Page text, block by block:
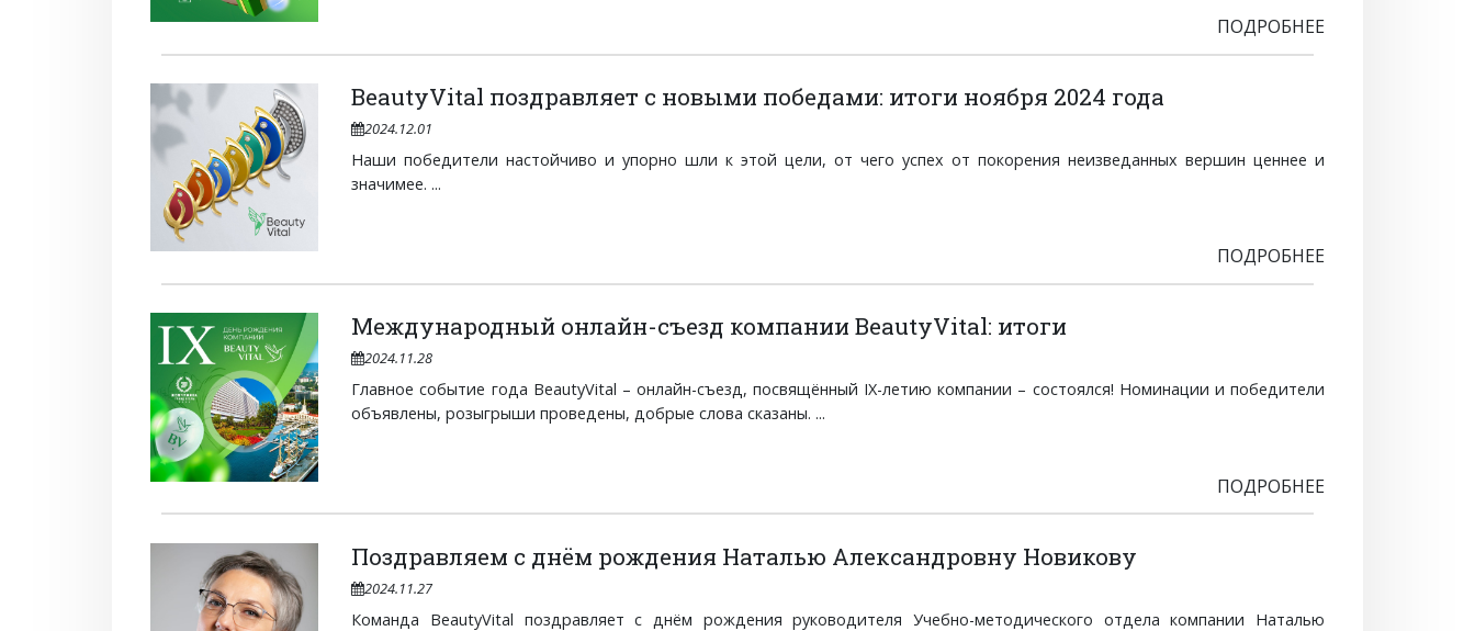
ПОДРОБНЕЕ
BeautyVital поздравляет с новыми победами: итоги ноября 2024 года
2024.12.01
Наши победители настойчиво и упорно шли к этой цели, от чего успех от покорения неизведанных вершин ценнее и
значимее. ...
ПОДРОБНЕЕ
Международный онлайн-съезд компании BeautyVital: итоги
2024.11.28
Главное событие года BeautyVital – онлайн-съезд, посвящённый IX-летию компании – состоялся! Номинации и победители
объявлены, розыгрыши проведены, добрые слова сказаны. ...
ПОДРОБНЕЕ
Поздравляем с днём рождения Наталью Александровну Новикову
2024.11.27
Команда BeautyVital поздравляет с днём рождения руководителя Учебно-методического отдела компании Наталью